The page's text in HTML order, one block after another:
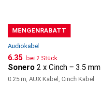
MENGENRABATT
Audiokabel
CHF
6.35 bei 2 Stück
Sonero 2 x Cinch – 3.5
0.25 m, AUX Kabel, Cinch Kabel